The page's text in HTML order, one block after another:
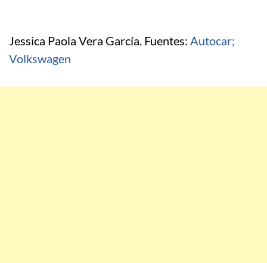
Jessica Paola Vera García. Fuentes: Autocar;
Volkswagen